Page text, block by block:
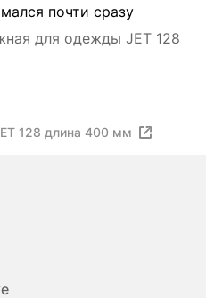
почти сразу
для одежды JET 128
128 длина 400 мм